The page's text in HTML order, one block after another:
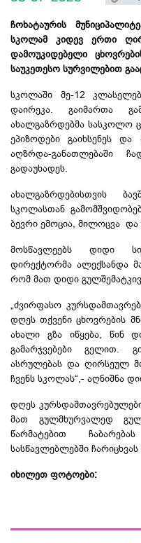
ჩოხატაურის
სკოლამ კიდევ ერთი
დამოუკიდებელი
საუკეთესო სურვილებით
სკოლაში მე-12
დაირეკა. გაიმართა
ახალგაზრდებმა სასკოლო
ეპიზოდები გაიხსენეს და
აღზრდა-განათლებაში
გადაუხადეს.
ახალგაზრდებისთვის
სკოლასთან
ბევრი ემოცია, მილოცვა და
მოსწავლეებს დიდი
დირექტორმაალექსანდა
რომ მათ დიდი
„ძვირფასო
დღეს თქვენი ცხოვრების
ახალი გზა იწყება, წინ
გამარჯვებები გელით.
ასრულებას და ღირსეულ
ჩვენს სკოლას“,- აღნიშნა
დღეს
მათ გულმხურვალედ
წარმატებით
სასწავლებლებში ჩარიცხვას
იხილეთ ფოტოები: